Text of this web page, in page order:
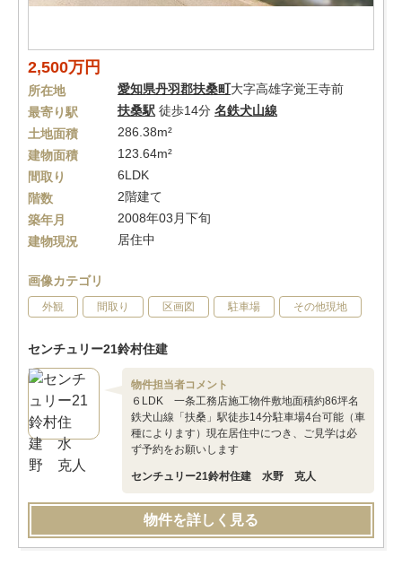
2,500万円
所在地 愛知県丹羽郡扶桑町大字高雄字覚王寺前
最寄り駅
扶桑駅 徒歩14分 名鉄犬山線
土地面積
286.38m²
建物面積
123.64m²
間取り
6LDK
階数
2階建て
築年月
2008年03月下旬
建物現況
居住中
画像カテゴリ
外観 間取り 区画図 駐車場 その他現地
センチュリー21鈴村住建
物件担当者コメント
６LDK 一条工務店施工物件敷地面積約86坪名
鉄犬山線「扶桑」駅徒歩14分駐車場4台可能（車
種によります）現在居住中につき、ご見学は必
ず予約をお願いします
センチュリー21鈴村住建 水野 克人
物件を詳しく見る